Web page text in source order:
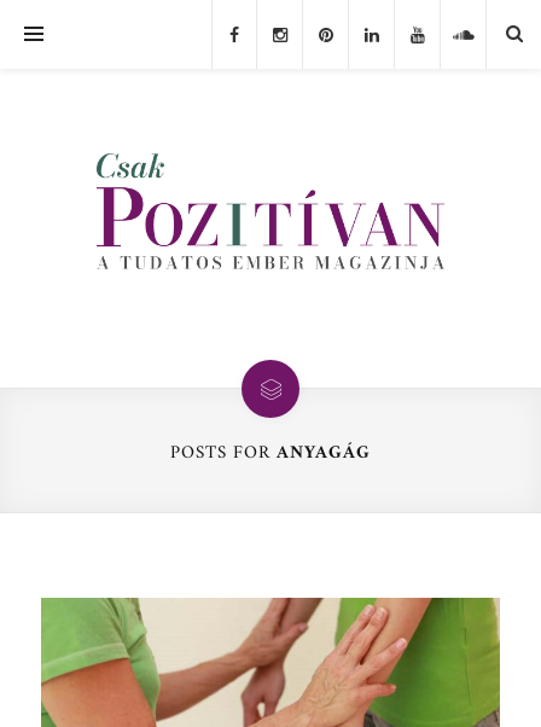
POSTS FORANYAGÁG